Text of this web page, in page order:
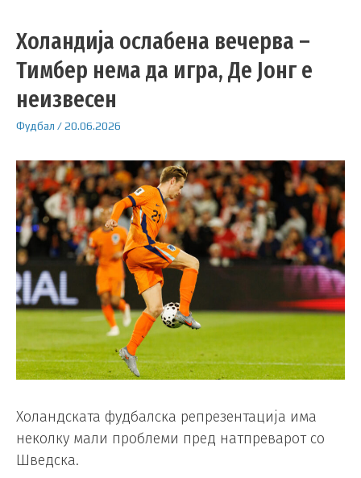
Холандија ослабена вечерва –
Тимбер нема да игра, Де Јонг е
неизвесен
Фудбал /20.06.2026
Холандската фудбалска репрезентација има
неколку мали проблеми пред натпреварот со
Шведска.